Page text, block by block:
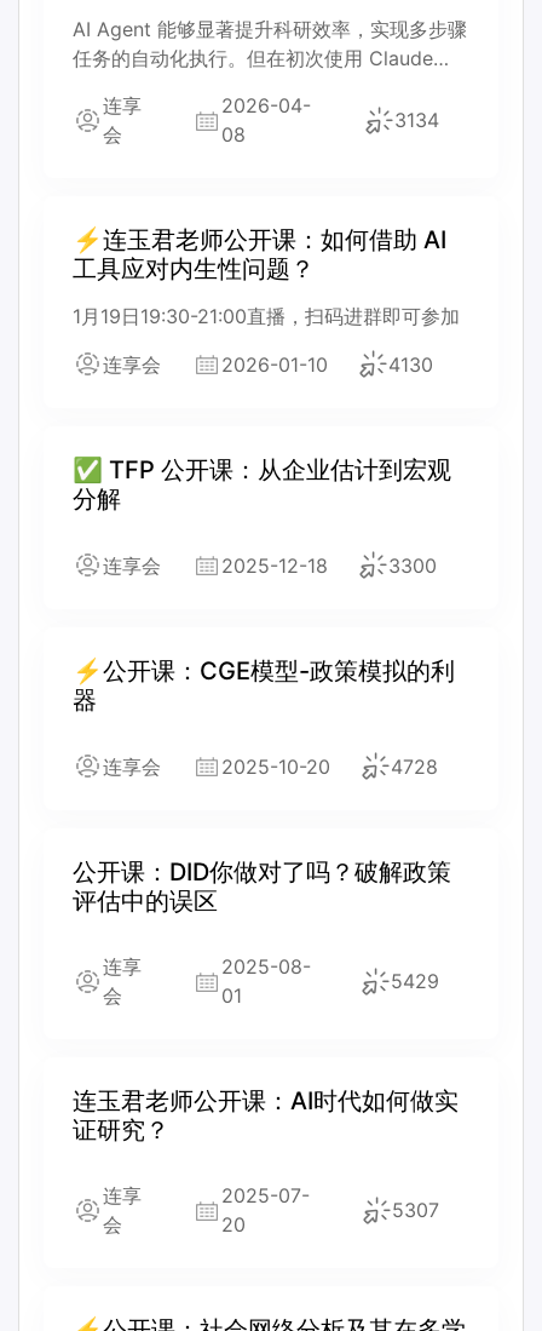
AI Agent 能够显著提升科研效率，实现多步骤
任务的自动化执行。但在初次使用 Claude
析失败是常见的配置问题。本次先导课的目的
是介绍两种简便的 Stata 配置方案以及
程中。
连享
会
2026-04-
08
3134
⚡连玉君老师公开课：如何借助 AI
工具应对内生性问题？
1月19日19:30-21:00直播，扫码进群即可参加
连享会
2026-01-10 4130
✅ TFP 公开课：从企业估计到宏观
分解
连享会 2025-12-18 3300
⚡公开课：CGE模型-政策模拟的利
器
连享会 2025-10-20 4728
公开课：DID你做对了吗？破解政策
评估中的误区
连享
会
2025-08-
01
5429
连玉君老师公开课：AI时代如何做实
证研究？
连享
会
2025-07-
20
5307